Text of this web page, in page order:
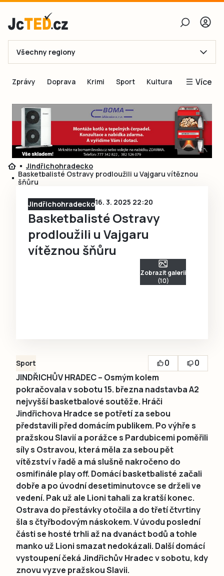
E-mail
Obnovit heslo
Přihlásit se
Přihlásit se přes Facebook
Všechny regiony
Zprávy Doprava Krimi Sport Kultura Více
Blogy
Inspirace
Čtenáři píší
Speciální přílohy
Jindřichohradecko
Basketbalisté Ostravy prodloužili u Vajgaru vítěznou
šňůru
Jindřichohradecko16. 3. 2025 22:20
Basketbalisté Ostravy
prodloužili u Vajgaru
vítěznou šňůru
Zobrazit galerii
(10)
Sport 0
0
JINDŘICHŮV HRADEC – Osmým kolem
pokračovala v sobotu 15. března nadstavba A2
nejvyšší basketbalové soutěže. Hráči
Jindřichova Hradce se potřetí za sebou
představili před domácím publikem. Po výhře s
pražskou Slavií a porážce s Pardubicemi poměřili
síly s Ostravou, která měla za sebou pět
vítězství v řadě a má slušně nakročeno do
osmifinále play off. Domácí basketbalisté začali
dobře a po úvodní desetiminutovce se drželi ve
vedení. Pak už ale Lioni tahali za kratší konec.
Ostrava do přestávky otočila a do třetí čtvrtiny
šla s čtyřbodovým náskokem. V úvodu poslední
části se hosté trhli až na dvanáct bodů a tohle
manko už Lioni smazat nedokázali. Další domácí
vystoupení čeká Jindřichův Hradec v sobotu, kdy
znovu vyzve pražskou Slavii.